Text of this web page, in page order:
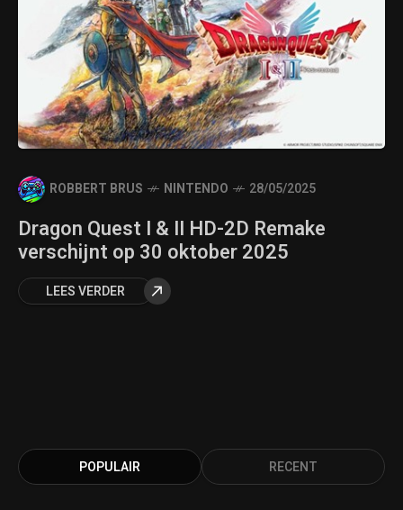
ROBBERT BRUS NINTENDO 28/05/2025
Dragon Quest I & II HD-2D Remake
verschijnt op 30 oktober 2025
LEES VERDER
POPULAIR RECENT